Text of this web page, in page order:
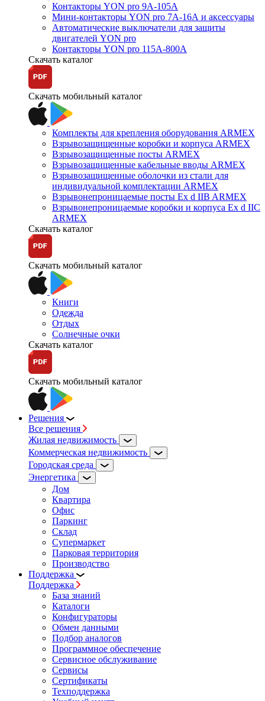
Контакторы YON pro 9А-105А
Мини-контакторы YON pro 7А-16А и аксессуары
Автоматические выключатели для защиты
двигателей YON pro
Контакторы YON pro 115А-800А
Скачать каталог
Скачать мобильный каталог
Комплекты для крепления оборудования ARMEX
Взрывозащищенные коробки и корпуса ARMEX
Взрывозащищенные посты ARMEX
Взрывозащищенные кабельные вводы ARMEX
Взрывозащищенные оболочки из стали для
индивидуальной комплектации ARMEX
Взрывонепроницаемые посты Ex d IIB ARMEX
Взрывонепроницаемые коробки и корпуса Ex d IIС
ARMEX
Скачать каталог
Скачать мобильный каталог
Книги
Одежда
Отдых
Солнечные очки
Скачать каталог
Скачать мобильный каталог
Решения
Все решения
Жилая недвижимость
Коммерческая недвижимость
Городская среда
Энергетика
Дом
Квартира
Офис
Паркинг
Склад
Супермаркет
Парковая территория
Производство
Поддержка
Поддержка
База знаний
Каталоги
Конфигураторы
Обмен данными
Подбор аналогов
Программное обеспечение
Сервисное обслуживание
Сервисы
Сертификаты
Техподдержка